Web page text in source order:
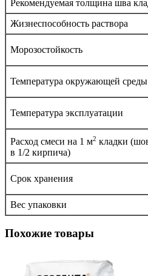
Рекомендуемая толщина шва
Жизнеспособность раствора
Морозостойкость
Температура окружающей
Температура эксплуатации
Расход смеси на 1 м2 кладки
в 1/2 кирпича)
Срок хранения
Вес упаковки
Похожие товары